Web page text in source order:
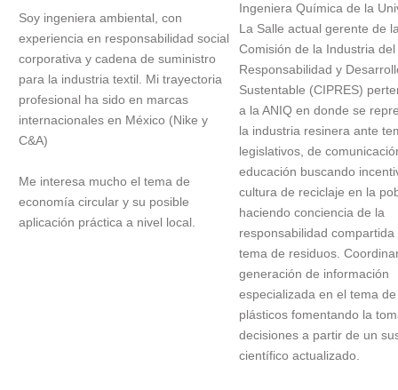
Soy ingeniera ambiental, con
experiencia en responsabilidad social
corporativa y cadena de suministro
para la industria textil. Mi trayectoria
profesional ha sido en marcas
internacionales en México (Nike y
C&A)
Me interesa mucho el tema de
economía circular y su posible
aplicación práctica a nivel local.
Ingeniera Química de la
La Salle actual gerente de
Comisión de la Industria del
Responsabilidad y
Sustentable (CIPRES)
a la ANIQ en donde se
la industria resinera ante
legislativos, de
educación buscando
cultura de reciclaje en la
haciendo conciencia de la
responsabilidad compartida
tema de residuos.
generación de información
especializada en el tema de
plásticos fomentando la
decisiones a partir de un
científico actualizado.